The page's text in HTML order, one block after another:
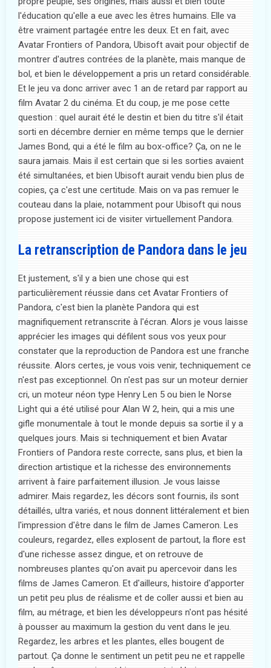
l'éducation qu'elle a eue avec les êtres humains. Elle va
être vraiment partagée entre les deux. Et en fait, avec
Avatar Frontiers of Pandora, Ubisoft avait pour objectif de
montrer d'autres contrées de la planète, mais manque de
bol, et bien le développement a pris un retard considérable.
Et le jeu va donc arriver avec 1 an de retard par rapport au
film Avatar 2 du cinéma. Et du coup, je me pose cette
question : quel aurait été le destin et bien du titre s'il était
sorti en décembre dernier en même temps que le dernier
James Bond, qui a été le film au box-office? Ça, on ne le
saura jamais. Mais il est certain que si les sorties avaient
été simultanées, et bien Ubisoft aurait vendu bien plus de
copies, ça c'est une certitude. Mais on va pas remuer le
couteau dans la plaie, notamment pour Ubisoft qui nous
propose justement ici de visiter virtuellement Pandora.
La retranscription de Pandora dans le jeu
Et justement, s'il y a bien une chose qui est
particulièrement réussie dans cet Avatar Frontiers of
Pandora, c'est bien la planète Pandora qui est
magnifiquement retranscrite à l'écran. Alors je vous laisse
apprécier les images qui défilent sous vos yeux pour
constater que la reproduction de Pandora est une franche
réussite. Alors certes, je vous vois venir, techniquement ce
n'est pas exceptionnel. On n'est pas sur un moteur dernier
cri, un moteur néon type Henry Len 5 ou bien le Norse
Light qui a été utilisé pour Alan W 2, hein, qui a mis une
gifle monumentale à tout le monde depuis sa sortie il y a
quelques jours. Mais si techniquement et bien Avatar
Frontiers of Pandora reste correcte, sans plus, et bien la
direction artistique et la richesse des environnements
arrivent à faire parfaitement illusion. Je vous laisse
admirer. Mais regardez, les décors sont fournis, ils sont
détaillés, ultra variés, et nous donnent littéralement et bien
l'impression d'être dans le film de James Cameron. Les
couleurs, regardez, elles explosent de partout, la flore est
d'une richesse assez dingue, et on retrouve de
nombreuses plantes qu'on avait pu apercevoir dans les
films de James Cameron. Et d'ailleurs, histoire d'apporter
un petit peu plus de réalisme et de coller aussi et bien au
film, au métrage, et bien les développeurs n'ont pas hésité
à pousser au maximum la gestion du vent dans le jeu.
Regardez, les arbres et les plantes, elles bougent de
partout. Ça donne le sentiment un petit peu ne et rappelle